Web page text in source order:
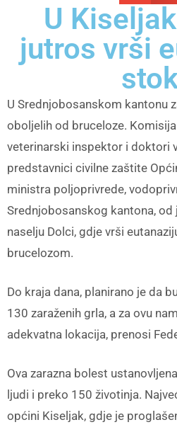
U
jutros vrši
U Srednjobosanskom kantonu
oboljelih od bruceloze.
veterinarski inspektor i doktori
predstavnici civilne zaštite
ministra poljoprivrede,
Srednjobosanskog kantona,
naselju Dolci, gdje vrši
brucelozom.
Do kraja dana, planirano je da
130 zaraženih grla, a za ovu
adekvatna lokacija, prenosi
Ova zarazna bolest
ljudi i preko 150 životinja.
općini Kiseljak, gdje je